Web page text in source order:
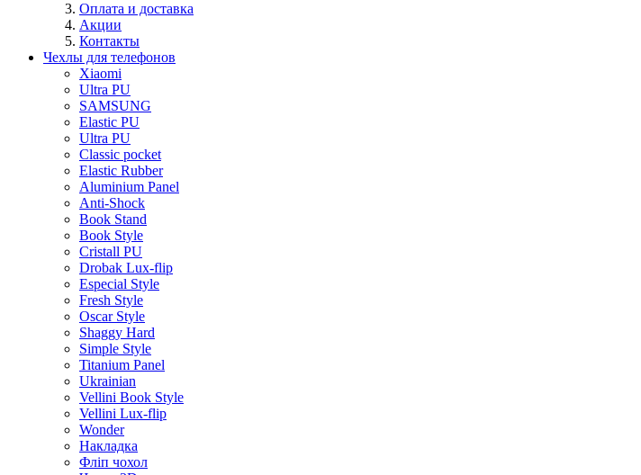
Оплата и доставка
Акции
Контакты
Чехлы для телефонов
Xiaomi
Ultra PU
SAMSUNG
Elastic PU
Ultra PU
Classic pocket
Elastic Rubber
Aluminium Panel
Anti-Shock
Book Stand
Book Style
Cristall PU
Drobak Lux-flip
Especial Style
Fresh Style
Oscar Style
Shaggy Hard
Simple Style
Titanium Panel
Ukrainian
Vellini Book Style
Vellini Lux-flip
Wonder
Накладка
Фліп чохол